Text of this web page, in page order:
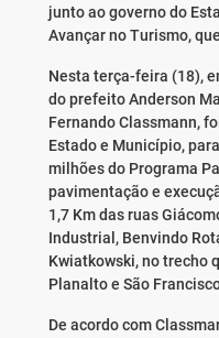
junto ao governo do
Avançar no Turismo,
Nesta terça-feira (18),
do prefeito Anderson
Fernando Classmann,
Estado e Município,
milhões do Programa
pavimentação e
1,7 Km das ruas
Industrial, Benvindo
Kwiatkowski, no trecho
Planalto e São
De acordo com